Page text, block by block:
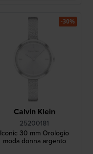
Calvin Klein
25200181
Iconic 30 mm Orologio
moda donna argento
-30%